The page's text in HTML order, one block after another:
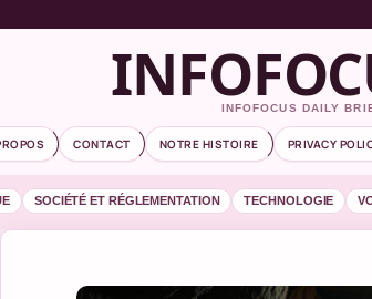
INFOFOCUS DAILY
CONTACT NOTRE HISTOIRE PRIVACY
SOCIÉTÉ ET RÉGLEMENTATION TECHNOLOGIE